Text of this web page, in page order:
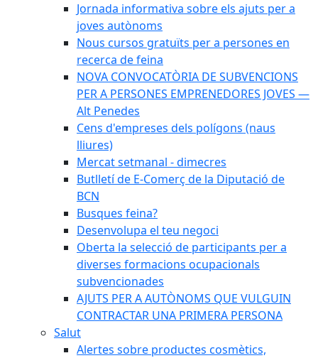
Jornada informativa sobre els ajuts per a
joves autònoms
Nous cursos gratuïts per a persones en
recerca de feina
NOVA CONVOCATÒRIA DE SUBVENCIONS
PER A PERSONES EMPRENEDORES JOVES —
Alt Penedes
Cens d'empreses dels polígons (naus
lliures)
Mercat setmanal - dimecres
Butlletí de E-Comerç de la Diputació de
BCN
Busques feina?
Desenvolupa el teu negoci
Oberta la selecció de participants per a
diverses formacions ocupacionals
subvencionades
AJUTS PER A AUTÒNOMS QUE VULGUIN
CONTRACTAR UNA PRIMERA PERSONA
Salut
Alertes sobre productes cosmètics,